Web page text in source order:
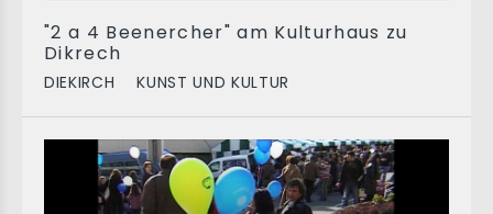
"2 a 4 Beenercher" am Kulturhaus zu
Dikrech
DIEKIRCH KUNST UND KULTUR